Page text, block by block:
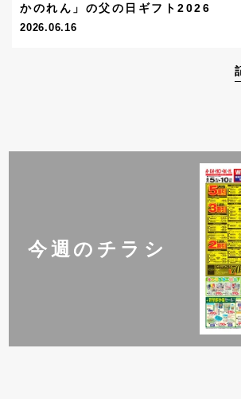
かのれん」の父の日ギフト2026
2026.06.16
今週のチラシ